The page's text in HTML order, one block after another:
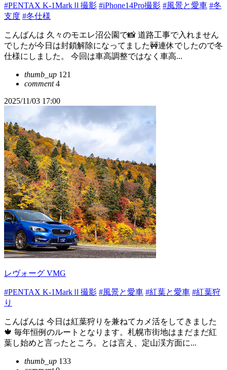
#PENTAX K-1MarkⅡ撮影 #iPhone14Pro撮影 #風景と愛車 #冬
支度 #冬仕様
こんばんは 久々のモエレ沼公園で📸 道路工事で入れません
でしたが今日は封鎖解除になってました🚧連休でしたので冬
仕様にしました。 今回は車高調整ではなく車高...
thumb_up 121
comment4
2025/11/03 17:00
レヴォーグ VMG
#PENTAX K-1MarkⅡ撮影 #風景と愛車 #紅葉と愛車 #紅葉狩
り
こんばんは 今日は紅葉狩りを兼ねてカメ活をしてきました
🍁 毎年恒例のルートとなります。札幌市街地はまだまだ紅
葉し始めと言ったところ。とは言え、定山渓方面に...
thumb_up 133